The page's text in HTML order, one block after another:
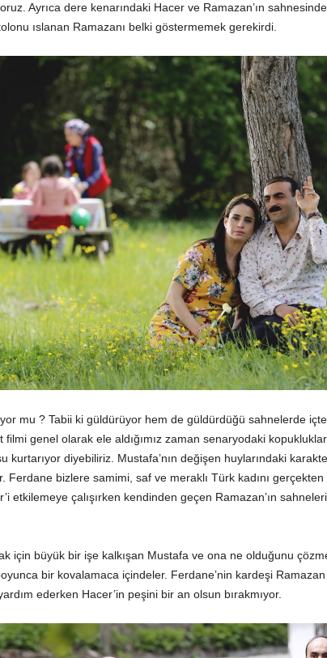
Ayrıca dere kenarındaki Hacer ve Ramazan’ın
ıslanan Ramazanı belki göstermemek gerekirdi.
mu ? Tabii ki güldürüyor hem de güldürdüğü sahnelerde
filmi genel olarak ele aldığımız zaman senaryodaki
kurtarıyor diyebiliriz. Mustafa’nın değişen huylarındaki
Ferdane bizlere samimi, saf ve meraklı Türk kadını gerçekten
etkilemeye çalışırken kendinden geçen Ramazan’ın
için büyük bir işe kalkışan Mustafa ve ona ne olduğunu
bir kovalamaca içindeler. Ferdane’nin kardeşi
ederken Hacer’in peşini bir an olsun bırakmıyor.